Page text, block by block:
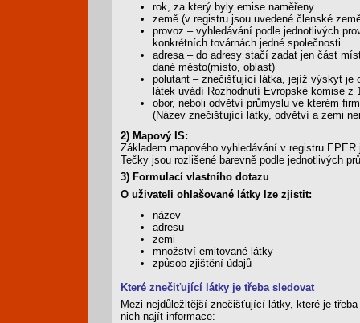
rok, za který byly emise naměřeny
země (v registru jsou uvedené členské
provoz – vyhledávání podle jednotlivých
konkrétních továrnách jedné společnosti
adresa – do adresy stačí zadat jen část
dané město(místo, oblast)
polutant – znečišťující látka, jejíž výskyt je
látek uvádí Rozhodnutí Evropské komise z
obor, neboli odvětví průmyslu ve kterém
(Název znečišťující látky, odvětví a zemi
2) Mapový IS:
Základem mapového vyhledávání v registru
Tečky jsou rozlišené barevně podle jednotlivých
3) Formulací vlastního dotazu
O uživateli ohlašované látky lze zjistit:
název
adresu
zemi
množství emitované látky
způsob zjištění údajů
Které znečiťující látky je třeba sledovat
Mezi nejdůležitější znečišťující látky, které je
nich najít informace: